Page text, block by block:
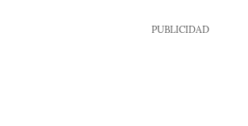
PUBLICIDAD